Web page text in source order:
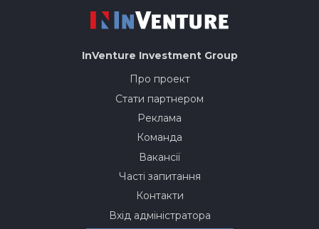
InVenture Investment Group
Про проект
Стати партнером
Реклама
Команда
Вакансії
Часті запитання
Контакти
Вхід адміністратора